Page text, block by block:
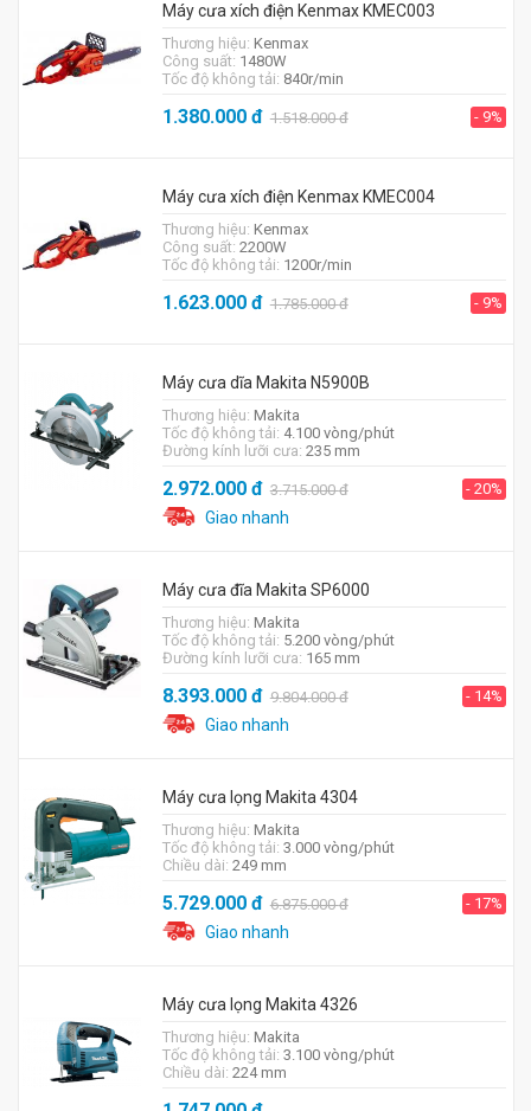
Máy cưa xích điện Kenmax KMEC003
Thương hiệu: Kenmax
Công suất: 1480W
Tốc độ không tải: 840r/min
1.380.000đ 1.518.000đ - 9%
Máy cưa xích điện Kenmax KMEC004
Thương hiệu: Kenmax
Công suất: 2200W
Tốc độ không tải: 1200r/min
1.623.000đ 1.785.000đ - 9%
Máy cưa dĩa Makita N5900B
Thương hiệu: Makita
Tốc độ không tải: 4.100 vòng/phút
Đường kính lưỡi cưa: 235 mm
2.972.000đ 3.715.000đ - 20%
Giao nhanh
Máy cưa đĩa Makita SP6000
Thương hiệu: Makita
Tốc độ không tải: 5.200 vòng/phút
Đường kính lưỡi cưa: 165 mm
8.393.000đ 9.804.000đ - 14%
Giao nhanh
Máy cưa lọng Makita 4304
Thương hiệu: Makita
Tốc độ không tải: 3.000 vòng/phút
Chiều dài: 249 mm
5.729.000đ 6.875.000đ - 17%
Giao nhanh
Máy cưa lọng Makita 4326
Thương hiệu: Makita
Tốc độ không tải: 3.100 vòng/phút
Chiều dài: 224 mm